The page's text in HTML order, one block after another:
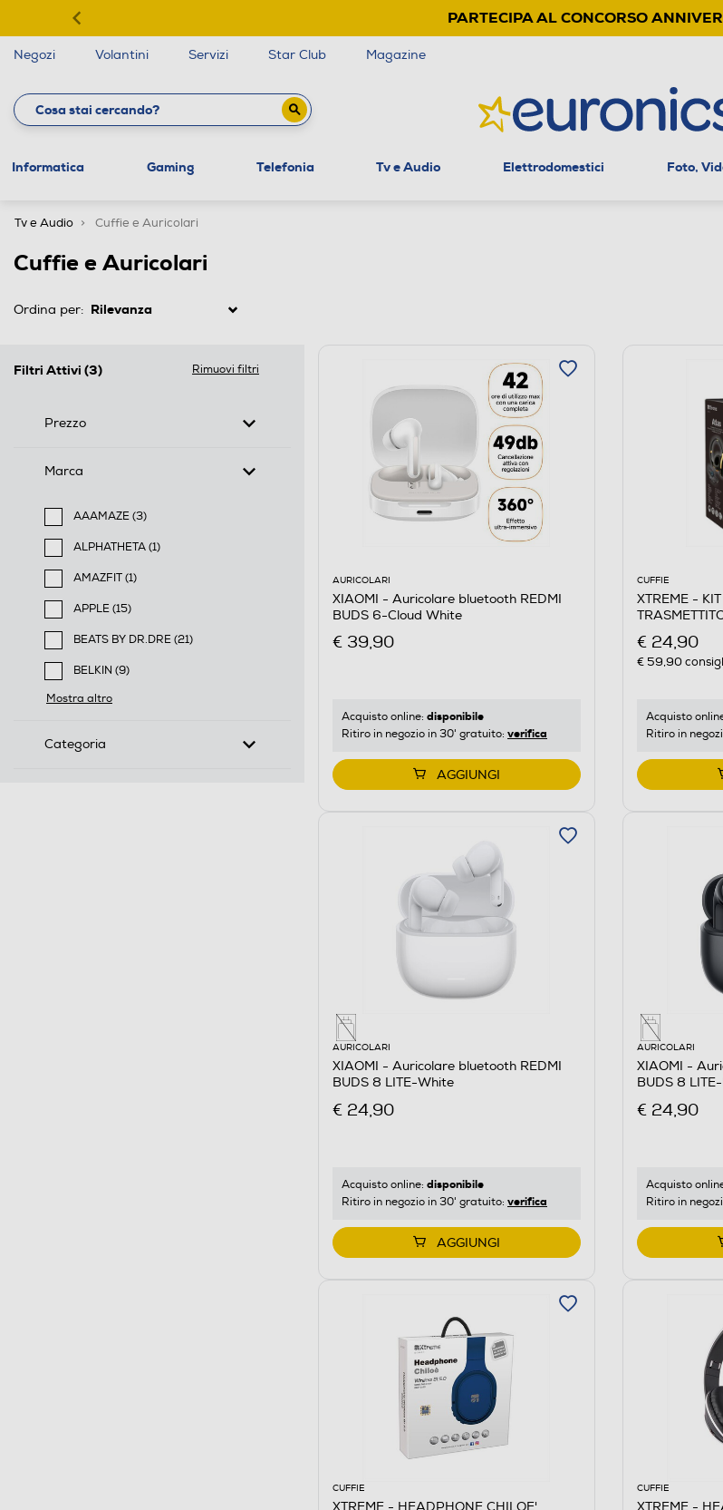
PARTECIPA AL CONCORSO
Negozi Volantini Servizi Star Club Magazine
Informatica Gaming Telefonia Tv e Audio Elettrodomestici Foto,
Tv e Audio Cuffie e Auricolari
Cuffie e Auricolari
Ordina per:
Filtri Attivi (3) Rimuovi filtri
Prezzo
Marca
AAAMAZE (3)
Filtra per Marca: AAAMAZE
ALPHATHETA (1)
Filtra per Marca: ALPHATHETA
AMAZFIT (1)
Filtra per Marca: AMAZFIT
APPLE (15)
Filtra per Marca: APPLE
BEATS BY DR.DRE (21)
Filtra per Marca: BEATS BY DR.DRE
BELKIN (9)
Filtra per Marca: BELKIN
Mostra altro
Categoria
AURICOLARI
XIAOMI - Auricolare bluetooth REDMI
BUDS 6-Cloud White
€ 39,90
Acquisto online: disponibile
Ritiro in negozio in 30' gratuito: verifica
AGGIUNGI
CUFFIE
XTREME -
€ 24,90
€ 59,90
Acquisto
Ritiro in
AURICOLARI
XIAOMI - Auricolare bluetooth REDMI
BUDS 8 LITE-White
€ 24,90
Acquisto online: disponibile
Ritiro in negozio in 30' gratuito: verifica
AGGIUNGI
AURICOLARI
XIAOMI -
BUDS 8
€ 24,90
Acquisto
Ritiro in
CUFFIE
XTREME - HEADPHONE CHILOE'
CUFFIE
XTREME -